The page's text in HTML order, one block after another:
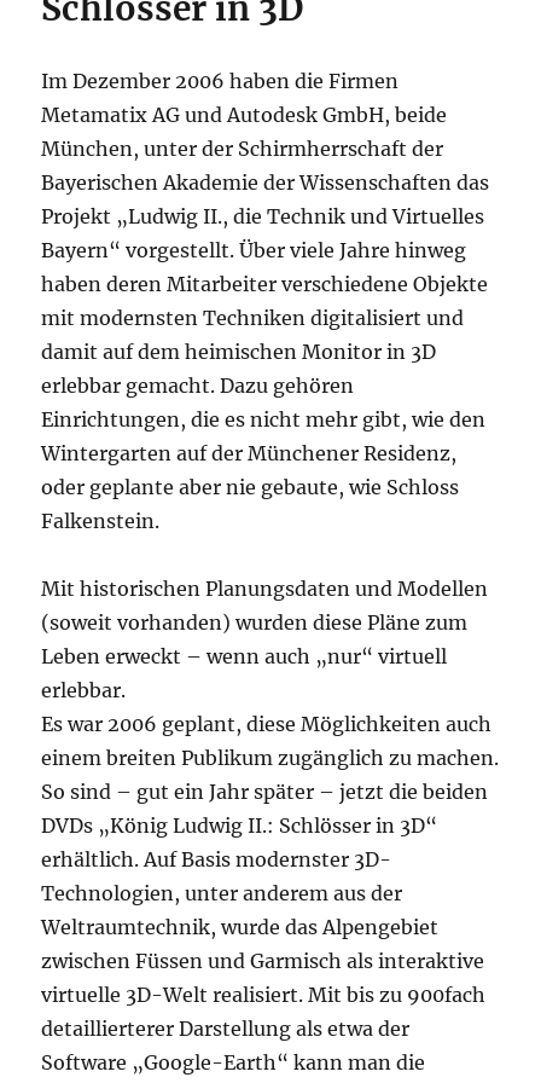
Im Dezember 2006 haben die Firmen
Metamatix AG und Autodesk GmbH, beide
München, unter der Schirmherrschaft der
Bayerischen Akademie der Wissenschaften das
Projekt „Ludwig II., die Technik und Virtuelles
Bayern“ vorgestellt. Über viele Jahre hinweg
haben deren Mitarbeiter verschiedene Objekte
mit modernsten Techniken digitalisiert und
damit auf dem heimischen Monitor in 3D
erlebbar gemacht. Dazu gehören
Einrichtungen, die es nicht mehr gibt, wie den
Wintergarten auf der Münchener Residenz,
oder geplante aber nie gebaute, wie Schloss
Falkenstein.
Mit historischen Planungsdaten und Modellen
(soweit vorhanden) wurden diese Pläne zum
Leben erweckt – wenn auch „nur“ virtuell
erlebbar.
Es war 2006 geplant, diese Möglichkeiten auch
einem breiten Publikum zugänglich zu machen.
So sind – gut ein Jahr später – jetzt die beiden
DVDs „König Ludwig II.: Schlösser in 3D“
erhältlich. Auf Basis modernster 3D-
Technologien, unter anderem aus der
Weltraumtechnik, wurde das Alpengebiet
zwischen Füssen und Garmisch als interaktive
virtuelle 3D-Welt realisiert. Mit bis zu 900fach
detaillierterer Darstellung als etwa der
Software „Google-Earth“ kann man die